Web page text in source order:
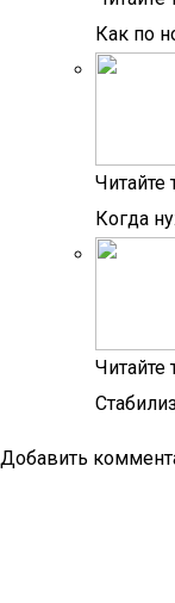
Как по
Читайте
Когда
Читайте
Добавить